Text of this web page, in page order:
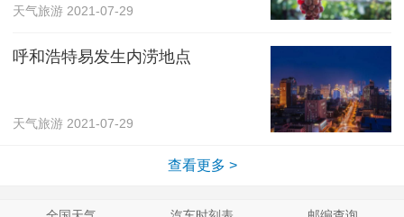
天气旅游 2021-07-29
呼和浩特易发生内涝地点
天气旅游 2021-07-29
查看更多 >